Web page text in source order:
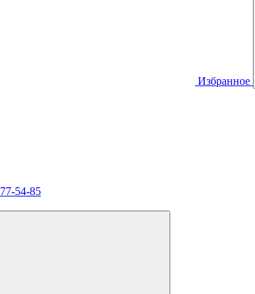
Избранное
54-85